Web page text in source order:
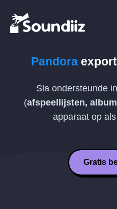
Pandora
Sla ondersteunde
(afspeellijsten,
apparaat op als
Gratis